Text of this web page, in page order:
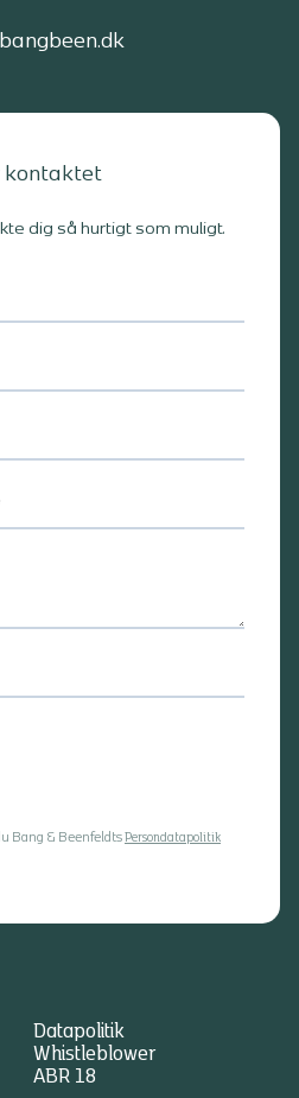
kontaktet
dig så hurtigt som muligt.
Bang & Beenfeldts Persondatapolitik
Datapolitik
Whistleblower
ABR 18